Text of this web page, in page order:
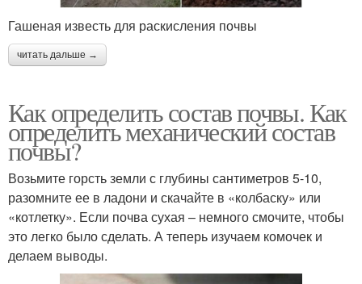
Гашеная известь для раскисления почвы
читать дальше →
Как определить состав почвы. Как
определить механический состав
почвы?
Возьмите горсть земли с глубины сантиметров 5-10,
разомните ее в ладони и скачайте в «колбаску» или
«котлетку». Если почва сухая – немного смочите, чтобы
это легко было сделать. А теперь изучаем комочек и
делаем выводы.